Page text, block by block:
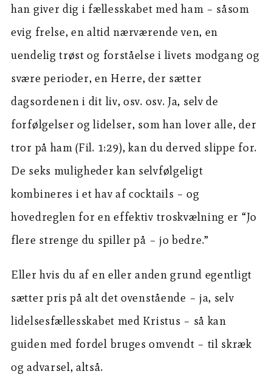
han giver dig i fællesskabet med ham – såsom
evig frelse, en altid nærværende ven, en
uendelig trøst og forståelse i livets modgang og
svære perioder, en Herre, der sætter
dagsordenen i dit liv, osv. osv. Ja, selv de
forfølgelser og lidelser, som han lover alle, der
tror på ham (Fil. 1:29), kan du derved slippe for.
De seks muligheder kan selvfølgeligt
kombineres i et hav af cocktails – og
hovedreglen for en effektiv troskvælning er “Jo
flere strenge du spiller på – jo bedre.”
Eller hvis du af en eller anden grund egentligt
sætter pris på alt det ovenstående – ja, selv
lidelsesfællesskabet med Kristus – så kan
guiden med fordel bruges omvendt – til skræk
og advarsel, altså.